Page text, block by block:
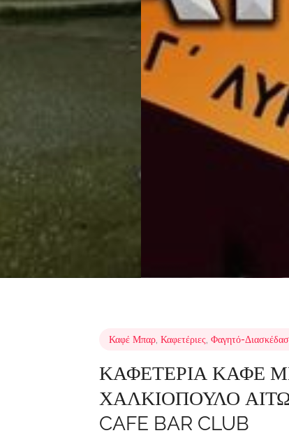
Καφέ Μπαρ Καφετέριες Φαγητό-
ΚΑΦΕΤΕΡΙΑ ΚΑΦΕ
ΧΑΛΚΙΟΠΟΥΛΟ
CAFE BAR CLUB